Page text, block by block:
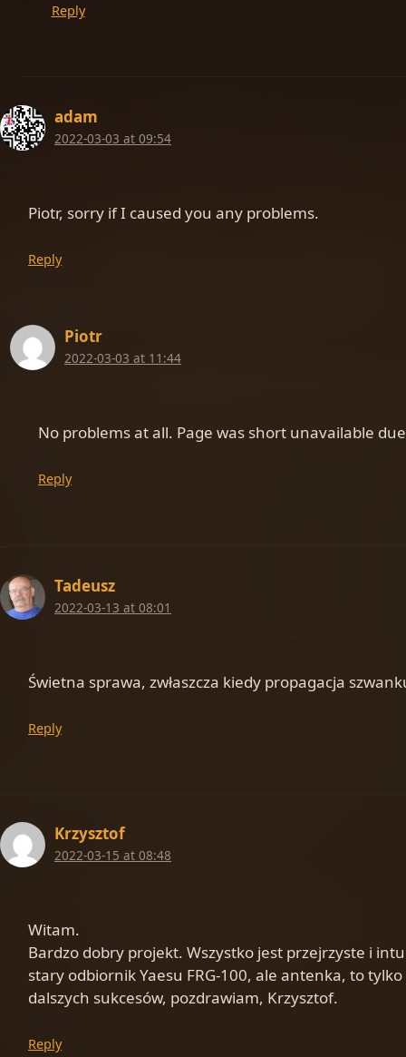
Reply
adam
2022-03-03 at 09:54
Piotr, sorry if I caused you any problems.
Reply
Piotr
2022-03-03 at 11:44
No problems at all. Page was short unavailable
Reply
Tadeusz
2022-03-13 at 08:01
Świetna sprawa, zwłaszcza kiedy propagacja
Reply
Krzysztof
2022-03-15 at 08:48
Witam.
Bardzo dobry projekt. Wszystko jest przejrzyste i
stary odbiornik Yaesu FRG-100, ale antenka, to
dalszych sukcesów, pozdrawiam, Krzysztof.
Reply